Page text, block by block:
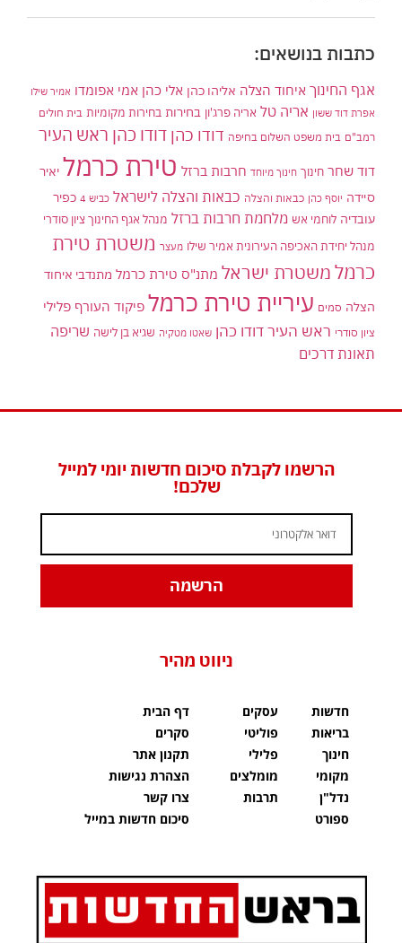
כתבות בנושאים:
אגף החינוך איחוד הצלה אליהו כהן אלי כהן אמי אפומדו אמיר שילו
אפרת דוד ששון אריה טל אריה פרג'ון בחירות בחירות מקומיות בית חולים
רמב"ם בית משפט השלום בחיפה דודו כהן דודו כהן ראש העיר
דוד שחר חינוך חינוך מיוחד חרבות ברזל טירת כרמל יאיר
סיידה יוסף כהן כבאות והצלה כבאות והצלה לישראל כביש 4
כפיר
עובדיה לוחמי אש מלחמת חרבות ברזל מנהל אגף החינוך ציון סודרי
מנהל יחידת האכיפה העירונית אמיר שילו מעצר משטרת טירת
כרמלמשטרת ישראל מתנ"ס טירת כרמל מתנדבי איחוד
הצלה סמים עיריית טירת כרמל פיקוד העורף פלילי
ציון סודרי ראש העיר דודו כהן שאטו מטקיה שגיא בן לישה שריפה
תאונת דרכים
הרשמו לקבלת סיכום חדשות יומי למייל
שלכם!
הרשמה
ניווט מהיר
חדשות
בריאות
חינוך
מקומי
נדל"ן
ספורט
עסקים
פוליטי
פלילי
מומלצים
תרבות
דף הבית
סקרים
תקנון אתר
הצהרת נגישות
צרו קשר
סיכום חדשות במייל